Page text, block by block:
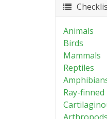
Animals
Birds
Mammals
Reptiles
Ray-finned